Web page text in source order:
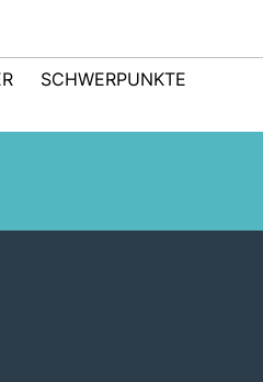
SCHWERPUNKTE